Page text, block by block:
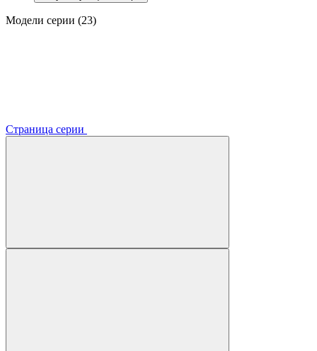
Модели серии (23)
Страница серии